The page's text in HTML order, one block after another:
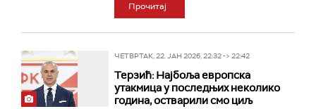
Прочитај
ЧЕТВРТАК, 22. ЈАН 2026, 22:32 -> 22:42
Терзић: Најбоља европска
утакмица у последњих неколико
година, остварили смо циљ